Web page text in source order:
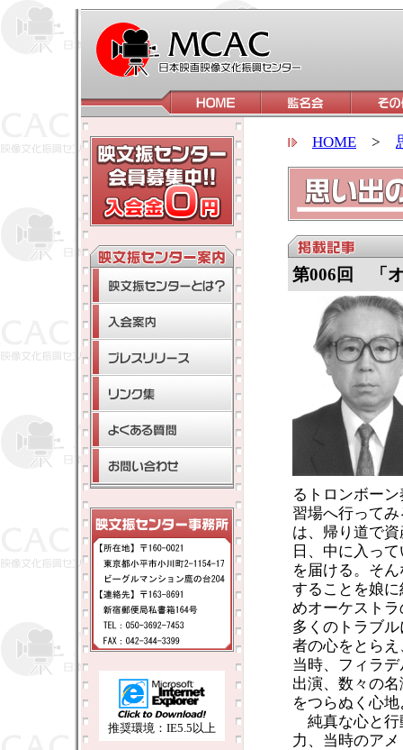
推奨環境：IE5.5以上
HOME >
第006回 「オ
るトロンボー
習場へ行って
は、帰り道で
日、中に入っ
を届ける。そ
することを娘
めオーケスト
多くのトラブ
者の心をとら
当時、フィラ
出演、数々の
をつらぬく心
純真な心と行
力、当時のア